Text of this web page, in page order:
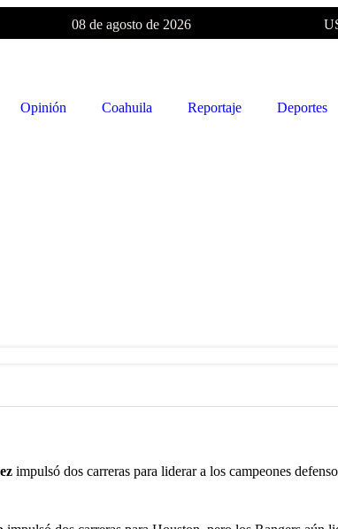
08 de agosto de 2026
Opinión Coahuila Reportaje Deportes
impulsó dos carreras para liderar a los campeones